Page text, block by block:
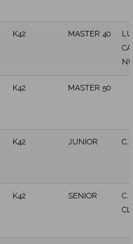
K42 MASTER 40
K42 MASTER 50
K42 JUNIOR
K42 SENIOR
C.